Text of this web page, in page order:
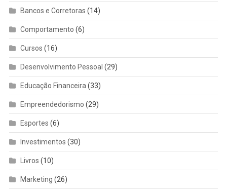
Bancos e Corretoras (14)
Comportamento (6)
Cursos (16)
Desenvolvimento Pessoal (29)
Educação Financeira (33)
Empreendedorismo (29)
Esportes (6)
Investimentos (30)
Livros (10)
Marketing (26)